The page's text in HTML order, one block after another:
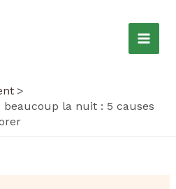
Main
la nuit : 5 causes